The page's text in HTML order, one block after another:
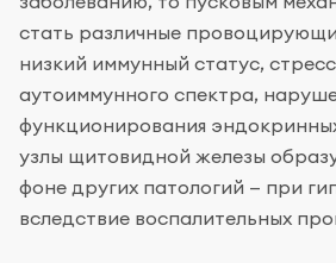
стать различные
низкий иммунный статус,
аутоиммунного спектра,
функционирования
узлы щитовидной железы
фоне других патологий — при
вследствие воспалительных